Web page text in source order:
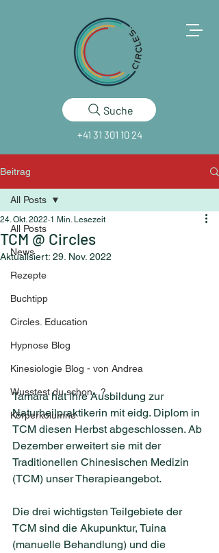
Suche
+41 31 301 10 24
Beitrag
All Posts
News
Rezepte
Buchtipp
Circles. Education
Hypnose Blog
Kinesiologie Blog - von Andrea
Wusstest du schon...?
Körperkolumne
All Posts
TCM @ Circles
24. Okt. 2022 1 Min. Lesezeit
Aktualisiert: 29. Nov. 2022
Tamara hat ihre Ausbildung zur
Naturheilpraktikerin mit eidg. Diplom in
TCM diesen Herbst abgeschlossen. Ab
Dezember erweitert sie mit der
Traditionellen Chinesischen Medizin
(TCM) unser Therapieangebot.
Die drei wichtigsten Teilgebiete der
TCM sind die Akupunktur, Tuina
(manuelle Behandlung) und die